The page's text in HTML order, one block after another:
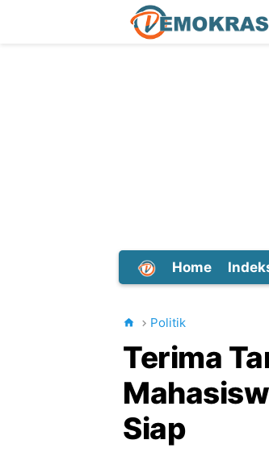
Home
Politik
Terima
Siap